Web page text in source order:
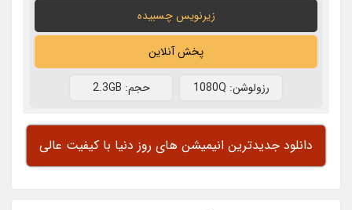
زیرنویس چسبیده
پخش آنلاین
رزولوشن: 1080Q حجم: 2.3GB
دانلود جدیدترین انیمیشن های روز دنیا با کیفیت عالی